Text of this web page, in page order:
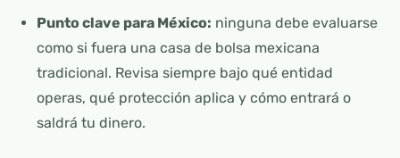
Punto clave para México: ninguna debe evaluarse
como si fuera una casa de bolsa mexicana
tradicional. Revisa siempre bajo qué entidad
operas, qué protección aplica y cómo entrará o
saldrá tu dinero.